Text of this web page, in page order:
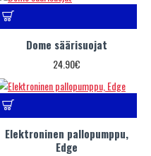
Dome säärisuojat
24.90€
Elektroninen pallopumppu,
Edge